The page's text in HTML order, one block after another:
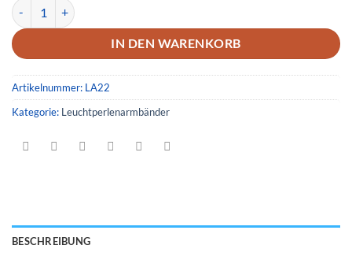
Leuchtperlenarmband 22 Menge
IN DEN WARENKORB
Artikelnummer: LA22
Kategorie: Leuchtperlenarmbänder
BESCHREIBUNG